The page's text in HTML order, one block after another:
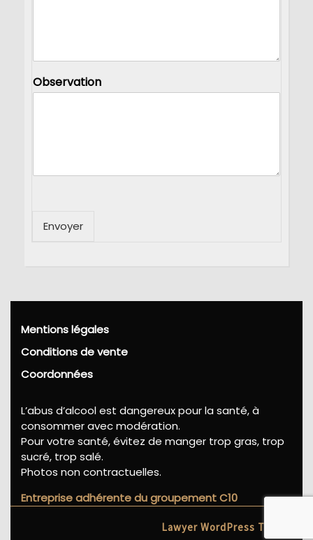
Observation
Envoyer
Mentions légales
Conditions de vente
Coordonnées
L’abus d’alcool est dangereux pour la santé, à
consommer avec modération.
Pour votre santé, évitez de manger trop gras, trop
sucré, trop salé.
Photos non contractuelles.
Entreprise adhérente du groupement C10
Lawyer WordPress Theme